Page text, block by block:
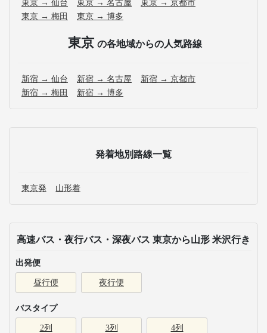
東京 → 仙台 東京 → 名古屋
東京 → 京都市
東京 → 梅田
東京 → 博多
東京 の各地域からの人気路線
新宿 → 仙台 新宿 → 名古屋
新宿 → 京都市
新宿 → 梅田
新宿 → 博多
発着地別路線一覧
東京発 山形着
高速バス・夜行バス・深夜バス 東京から山形 米沢行き
出発便
昼行便 夜行便
バスタイプ
2列 3列 4列